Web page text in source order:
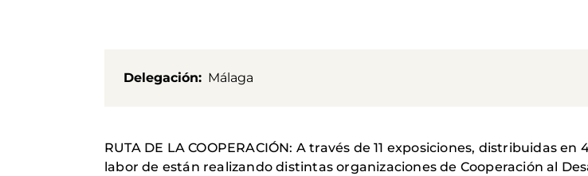
Delegación Málaga
RUTA DE LA COOPERACIÓN: A través de 11 exposiciones, distribuidas
labor de están realizando distintas organizaciones de Cooperación al